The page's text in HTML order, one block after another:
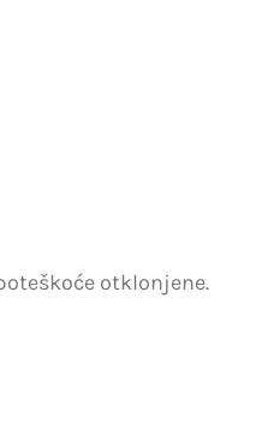
otklonjene.